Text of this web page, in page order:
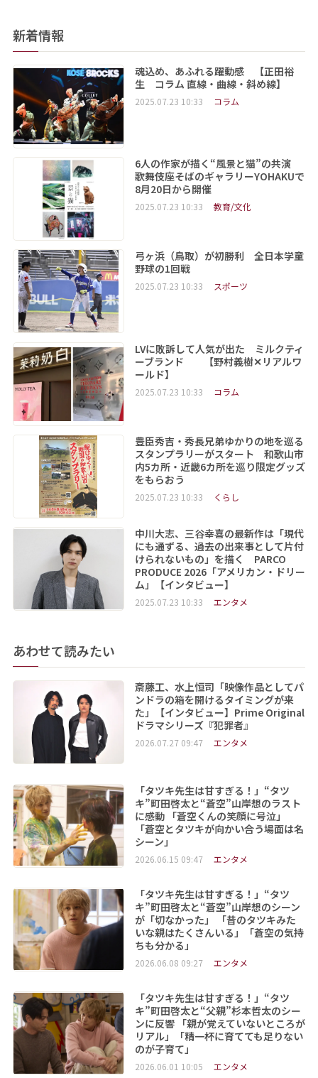
新着情報
魂込め、あふれる躍動感 【正田裕
生 コラム 直線・曲線・斜め線】
2025.07.23 10:33 コラム
6人の作家が描く“風景と猫”の共演
歌舞伎座そばのギャラリーYOHAKUで
8月20日から開催
2025.07.23 10:33 教育/文化
弓ヶ浜（鳥取）が初勝利 全日本学童
野球の1回戦
2025.07.23 10:33 スポーツ
LVに敗訴して人気が出た ミルクティ
ーブランド 【野村義樹✕リアルワ
ールド】
2025.07.23 10:33 コラム
豊臣秀吉・秀長兄弟ゆかりの地を巡る
スタンプラリーがスタート 和歌山市
内5カ所・近畿6カ所を巡り限定グッズ
をもらおう
2025.07.23 10:33 くらし
中川大志、三谷幸喜の最新作は「現代
にも通ずる、過去の出来事として片付
けられないもの」を描く PARCO
PRODUCE 2026「アメリカン・ドリー
ム」【インタビュー】
2025.07.23 10:33 エンタメ
あわせて読みたい
斎藤工、水上恒司「映像作品としてパ
ンドラの箱を開けるタイミングが来
た」【インタビュー】Prime Original
ドラマシリーズ『犯罪者』
2026.07.27 09:47 エンタメ
「タツキ先生は甘すぎる！」“タツ
キ”町田啓太と“蒼空”山岸想のラスト
に感動 「蒼空くんの笑顔に号泣」
「蒼空とタツキが向かい合う場面は名
シーン」
2026.06.15 09:47 エンタメ
「タツキ先生は甘すぎる！」“タツ
キ”町田啓太と“蒼空”山岸想のシーン
が「切なかった」 「昔のタツキみた
いな親はたくさんいる」「蒼空の気持
ちも分かる」
2026.06.08 09:27 エンタメ
「タツキ先生は甘すぎる！」“タツ
キ”町田啓太と“父親”杉本哲太のシー
ンに反響 「親が覚えていないところが
リアル」「精一杯に育てても足りない
のが子育て」
2026.06.01 10:05 エンタメ